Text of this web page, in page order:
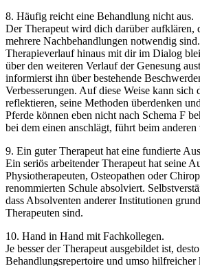
8. Häufig reicht eine Behandlung nicht aus.
Der Therapeut wird dich darüber aufklären,
mehrere Nachbehandlungen notwendig
Therapieverlauf hinaus mit dir im Dialog
über den weiteren Verlauf der Genesung
informierst ihn über bestehende
Verbesserungen. Auf diese Weise kann sich
reflektieren, seine Methoden überdenken
Pferde können eben nicht nach Schema F
bei dem einen anschlägt, führt beim
9. Ein guter Therapeut hat eine fundierte
Ein seriös arbeitender Therapeut hat seine
Physiotherapeuten, Osteopathen oder
renommierten Schule absolviert.
dass Absolventen anderer Institutionen
Therapeuten sind.
10. Hand in Hand mit Fachkollegen.
Je besser der Therapeut ausgebildet ist,
Behandlungsrepertoire und umso